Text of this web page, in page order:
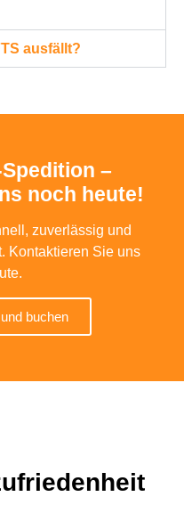
ausfällt?
–
noch heute!
zuverlässig und
Kontaktieren Sie uns
buchen